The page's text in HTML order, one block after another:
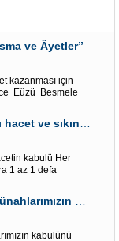
ve Âyetler”
kazanması için
Eûzü Besmele
kabulü Her
1 az 1 defa
kabulünü